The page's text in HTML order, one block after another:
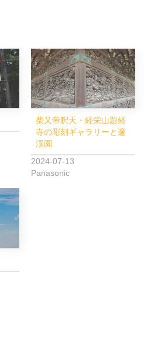
柴又帝釈天・経栄山題経
寺の彫刻ギャラリーと邃
渓園
2024-07-13
Panasonic